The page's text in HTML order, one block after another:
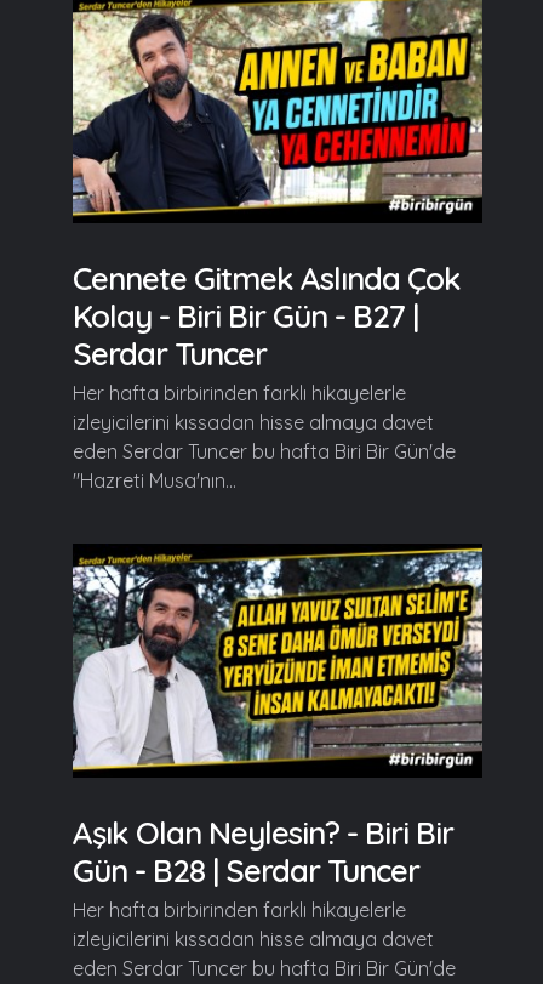
Cennete Gitmek Aslında Çok
Kolay - Biri Bir Gün - B27 |
Serdar Tuncer
Her hafta birbirinden farklı hikayelerle
izleyicilerini kıssadan hisse almaya davet
eden Serdar Tuncer bu hafta Biri Bir Gün'de
"Hazreti Musa'nın...
Aşık Olan Neylesin? - Biri Bir
Gün - B28 | Serdar Tuncer
Her hafta birbirinden farklı hikayelerle
izleyicilerini kıssadan hisse almaya davet
eden Serdar Tuncer bu hafta Biri Bir Gün'de